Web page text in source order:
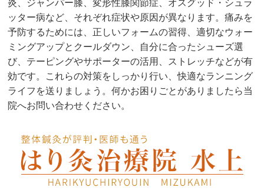
炎、ジャンパー膝、変形性膝関節症、オスグッド・シュラ
ッター病など、それぞれ症状や原因が異なります。痛みを
予防するためには、正しいフォームの習得、適切なウォー
ミングアップとクールダウン、自分に合ったシューズ選
び、テーピングやサポーターの活用、ストレッチなどが有
効です。これらの対策をしっかり行い、快適なランニング
ライフを送りましょう。何かお困りごとがありましたら当
院へお問い合わせください。